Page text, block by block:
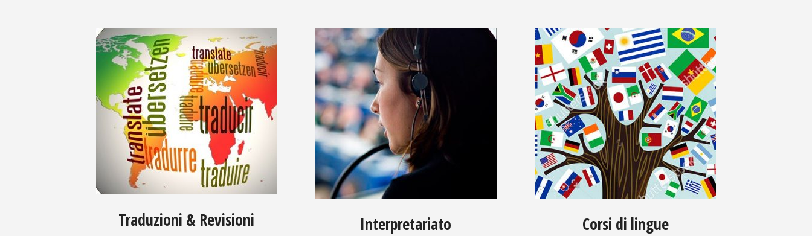
Traduzioni & Revisioni Interpretariato Corsi di lingue